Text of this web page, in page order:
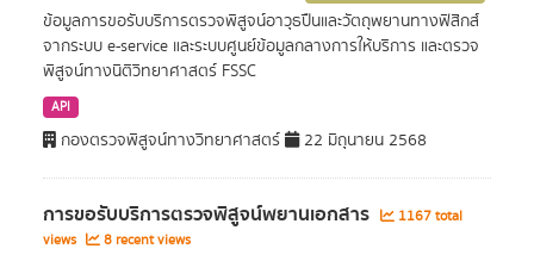
ข้อมูลการขอรับบริการตรวจพิสูจน์อาวุธปืนและวัตถุพยานทางฟิสิกส์
จากระบบ e-service และระบบศูนย์ข้อมูลกลางการให้บริการ และตรวจ
พิสูจน์ทางนิติวิทยาศาสตร์ FSSC
API
กองตรวจพิสูจน์ทางวิทยาศาสตร์ 22 มิถุนายน 2568
การขอรับบริการตรวจพิสูจน์พยานเอกสาร
1167 total
views
8 recent views